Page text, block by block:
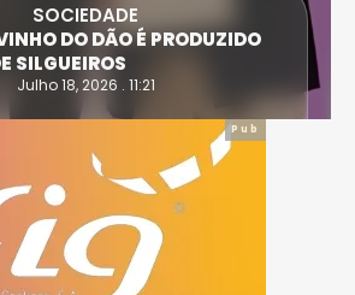
SOCIEDADE
DO DÃO É PRODUZIDO
SILGUEIROS
Julho 18, 2026 . 11:21
Pub